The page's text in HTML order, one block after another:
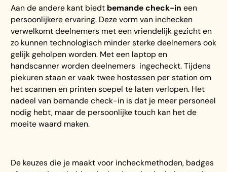
Aan de andere kant biedt bemande check-in een
persoonlijkere ervaring. Deze vorm van inchecken
verwelkomt deelnemers met een vriendelijk gezicht en
zo kunnen technologisch minder sterke deelnemers ook
gelijk geholpen worden. Met een laptop en
handscanner worden deelnemers ingecheckt. Tijdens
piekuren staan er vaak twee hostessen per station om
het scannen en printen soepel te laten verlopen. Het
nadeel van bemande check-in is dat je meer personeel
nodig hebt, maar de persoonlijke touch kan het de
moeite waard maken.
De keuzes die je maakt voor incheckmethoden, badges